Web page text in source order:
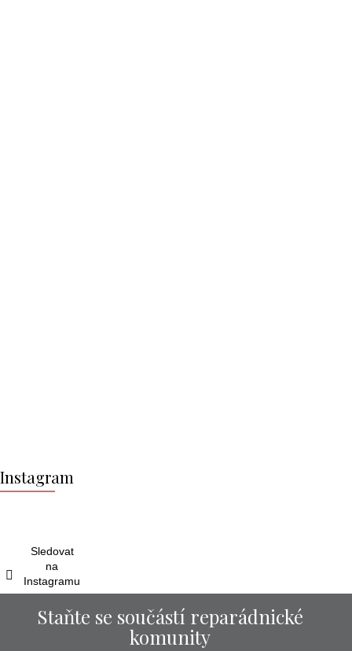
á
p
Instagram
Sledovat
na
Instagramu
Staňte se součástí reparádnické
komunity